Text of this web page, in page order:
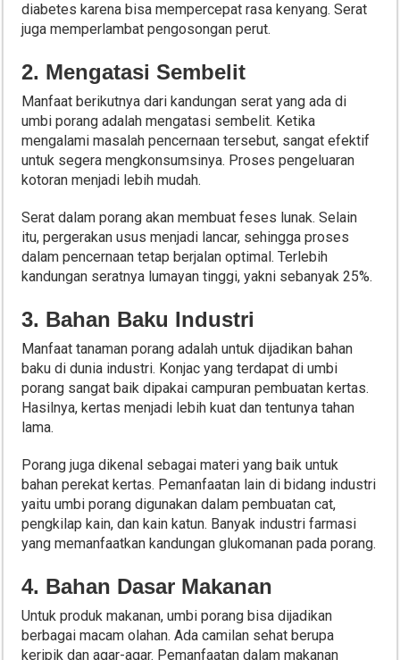
diabetes karena bisa mempercepat rasa kenyang. Serat
juga memperlambat pengosongan perut.
2. Mengatasi Sembelit
Manfaat berikutnya dari kandungan serat yang ada di
umbi porang adalah mengatasi sembelit. Ketika
mengalami masalah pencernaan tersebut, sangat efektif
untuk segera mengkonsumsinya. Proses pengeluaran
kotoran menjadi lebih mudah.
Serat dalam porang akan membuat feses lunak. Selain
itu, pergerakan usus menjadi lancar, sehingga proses
dalam pencernaan tetap berjalan optimal. Terlebih
kandungan seratnya lumayan tinggi, yakni sebanyak 25%.
3. Bahan Baku Industri
Manfaat tanaman porang adalah untuk dijadikan bahan
baku di dunia industri. Konjac yang terdapat di umbi
porang sangat baik dipakai campuran pembuatan kertas.
Hasilnya, kertas menjadi lebih kuat dan tentunya tahan
lama.
Porang juga dikenal sebagai materi yang baik untuk
bahan perekat kertas. Pemanfaatan lain di bidang industri
yaitu umbi porang digunakan dalam pembuatan cat,
pengkilap kain, dan kain katun. Banyak industri farmasi
yang memanfaatkan kandungan glukomanan pada porang.
4. Bahan Dasar Makanan
Untuk produk makanan, umbi porang bisa dijadikan
berbagai macam olahan. Ada camilan sehat berupa
keripik dan agar-agar. Pemanfaatan dalam makanan